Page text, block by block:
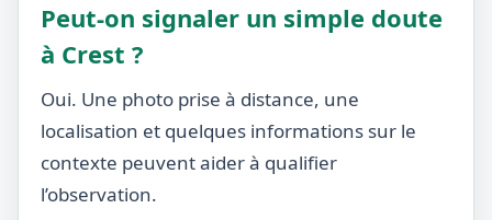
Peut-on signaler un simple doute
à Crest ?
Oui. Une photo prise à distance, une
localisation et quelques informations sur le
contexte peuvent aider à qualifier
l’observation.